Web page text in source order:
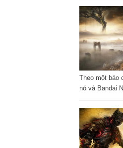
Theo một báo
nó và Bandai